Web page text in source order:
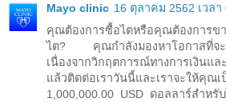
Mayo clinic 16 ตุลาคม 2562 เวลา
คุณต้องการซื้อไตหรือคุณต้องการข
ไต? คุณกำลังมองหาโอกาสที่จะ
เนื่องจากวิกฤตการณ์ทางการเงินแล
แล้วติดต่อเราวันนี้และเราจะ
1,000,000.00 USD ดอลลาร์สำห